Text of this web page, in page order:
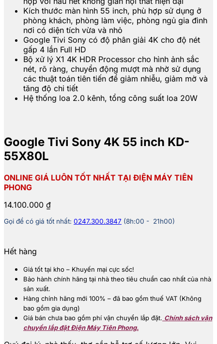
Kích thước màn hình 55 inch, phù hợp sử dụng ở
phòng khách, phòng làm việc, phòng ngủ gia đình
nơi có diện tích vừa và nhỏ
Google Tivi Sony có độ phân giải 4K cho độ nét
gấp 4 lần Full HD
Bộ xử lý X1 4K HDR Processor cho hình ảnh sắc
nét, rõ ràng, chuyển động mượt mà nhờ sử dụng
các thuật toán tiên tiến để giảm nhiễu, giảm mờ và
tăng độ chi tiết
Hệ thống loa 2.0 kênh, tổng công suất loa 20W
Google Tivi Sony 4K 55 inch KD-
55X80L
ONLINE GIÁ LUÔN TỐT NHẤT TẠI ĐIỆN MÁY TIÊN
PHONG
14.100.000 ₫
Gọi để có giá tốt nhất: 0247.300.3847 (8h:00 - 21h00)
Hết hàng
Giá tốt tại kho – Khuyến mại cực sốc!
Bảo hành chính hãng tại nhà theo tiêu chuẩn cao nhất của nhà
sản xuất.
Hàng chính hãng mới 100% – đã bao gồm thuế VAT (Không
bao gồm gia dụng)
Giá bán chưa bao gồm phí vận chuyển lắp đặt. Chính sách vận
chuyển lắp đặt Điện Máy Tiên Phong.